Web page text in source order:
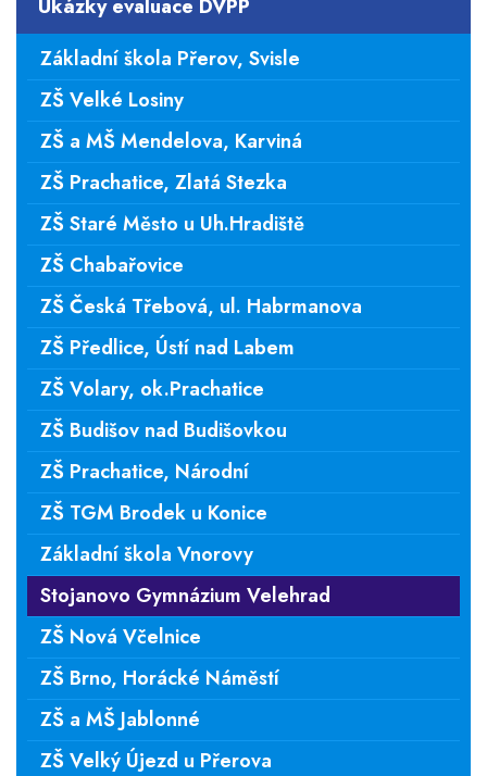
Ukázky evaluace DVPP
Základní škola Přerov, Svisle
ZŠ Velké Losiny
ZŠ a MŠ Mendelova, Karviná
ZŠ Prachatice, Zlatá Stezka
ZŠ Staré Město u Uh.Hradiště
ZŠ Chabařovice
ZŠ Česká Třebová, ul. Habrmanova
ZŠ Předlice, Ústí nad Labem
ZŠ Volary, ok.Prachatice
ZŠ Budišov nad Budišovkou
ZŠ Prachatice, Národní
ZŠ TGM Brodek u Konice
Základní škola Vnorovy
Stojanovo Gymnázium Velehrad
ZŠ Nová Včelnice
ZŠ Brno, Horácké Náměstí
ZŠ a MŠ Jablonné
ZŠ Velký Újezd u Přerova